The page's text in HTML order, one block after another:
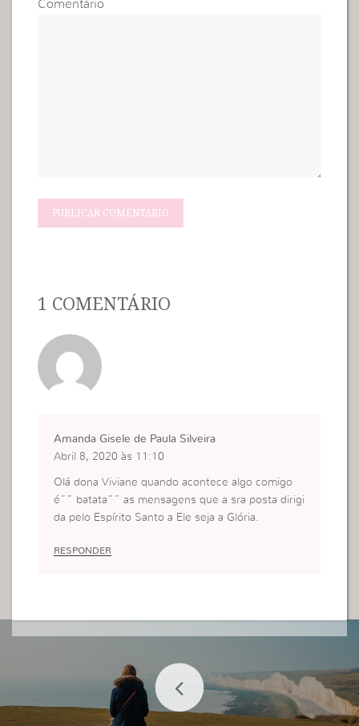
Comentário
1 COMENTÁRIO
Amanda Gisele de Paula Silveira
Abril 8, 2020 às 11:10
Olá dona Viviane quando acontece algo comigo
é”” batata”” as mensagens que a sra posta dirigi
da pelo Espírito Santo a Ele seja a Glória.
RESPONDER